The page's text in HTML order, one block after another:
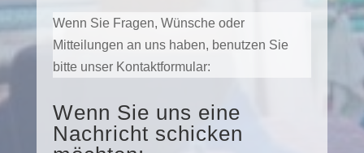
Wenn Sie Fragen, Wünsche oder
Mitteilungen an uns haben, benutzen Sie
bitte unser Kontaktformular:
Wenn Sie uns eine
Nachricht schicken